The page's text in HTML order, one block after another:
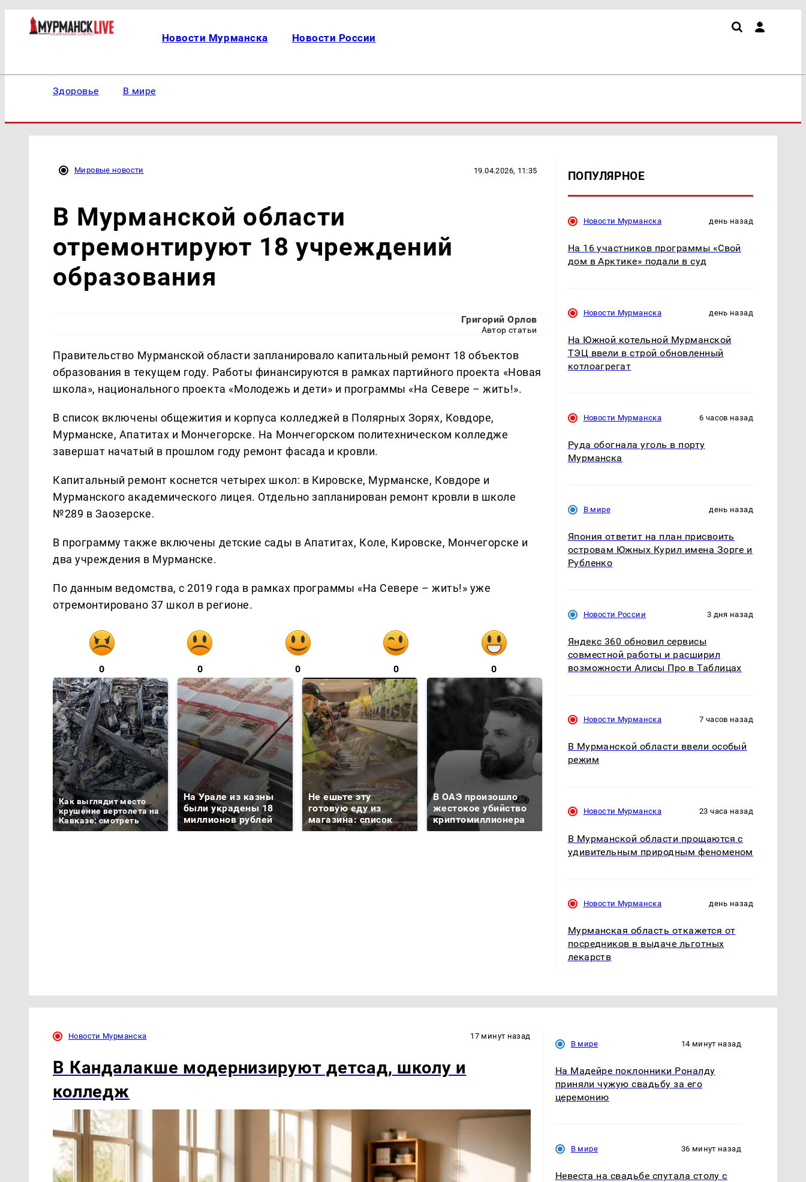
Новости Мурманска Новости России
Здоровье В мире
Мировые новости 19.04.2026, 11:35
В Мурманской области
отремонтируют 18 учреждений
образования
Григорий Орлов
Автор статьи
Правительство Мурманской области запланировало капитальный ремонт 18 объектов
образования в текущем году. Работы финансируются в рамках партийного проекта «Новая
школа», национального проекта «Молодежь и дети» и программы «На Севере – жить!».
В список включены общежития и корпуса колледжей в Полярных Зорях, Ковдоре,
Мурманске, Апатитах и Мончегорске. На Мончегорском политехническом колледже
завершат начатый в прошлом году ремонт фасада и кровли.
Капитальный ремонт коснется четырех школ: в Кировске, Мурманске, Ковдоре и
Мурманского академического лицея. Отдельно запланирован ремонт кровли в школе
№289 в Заозерске.
В программу также включены детские сады в Апатитах, Коле, Кировске, Мончегорске и
два учреждения в Мурманске.
По данным ведомства, с 2019 года в рамках программы «На Севере – жить!» уже
отремонтировано 37 школ в регионе.
0 0 0 0 0
Как выглядит место
крушение вертолета на
Кавказе: смотреть
На Урале из казны
были украдены 18
миллионов рублей
Не ешьте эту
готовую еду из
магазина: список
В ОАЭ произошло
жестокое убийство
криптомиллионера
падению вертолета на
было с 1945: чего
ПОПУЛЯРНОЕ
Новости Мурманска день назад
На 16 участников программы «Свой
дом в Арктике» подали в суд
Новости Мурманска день назад
На Южной котельной Мурманской
ТЭЦ ввели в строй обновленный
котлоагрегат
Новости Мурманска 6 часов назад
Руда обогнала уголь в порту
Мурманска
В мире день назад
Япония ответит на план присвоить
островам Южных Курил имена Зорге и
Рубленко
Новости России 3 дня назад
Яндекс 360 обновил сервисы
совместной работы и расширил
возможности Алисы Про в Таблицах
Новости Мурманска 7 часов назад
В Мурманской области ввели особый
режим
Новости Мурманска 23 часа назад
В Мурманской области прощаются с
удивительным природным феноменом
Новости Мурманска день назад
Мурманская область откажется от
посредников в выдаче льготных
лекарств
Новости Мурманска 17 минут назад
В Кандалакше модернизируют детсад, школу и
колледж
В мире 14 минут назад
На Мадейре поклонники Роналду
приняли чужую свадьбу за его
церемонию
В мире 36 минут назад
Невеста на свадьбе спутала столу с